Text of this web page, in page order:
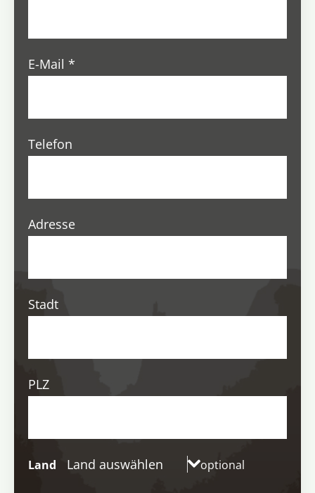
E-Mail*
Telefon
Adresse
Stadt
PLZ
Land Land auswählen optional